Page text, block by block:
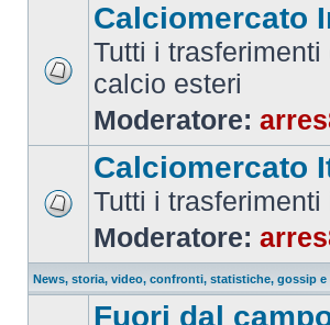
Calciomercato
Tutti i
calcio esteri
Moderatore:
Calciomercato
Tutti i
Moderatore:
News, storia, video, confronti, statistiche, gossip
Fuori dal